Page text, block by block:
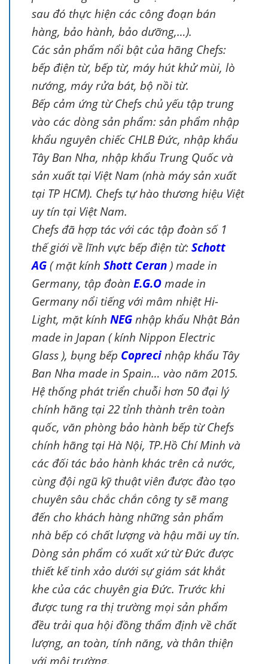
sau đó thực hiện các công đoạn bán
hàng, bảo hành, bảo dưỡng,…).
Các sản phẩm nổi bật của hãng Chefs:
bếp điện từ, bếp từ, máy hút khử mùi, lò
nướng, máy rửa bát, bộ nồi từ.
Bếp cảm ứng từ Chefs chủ yếu tập trung
vào các dòng sản phẩm: sản phẩm nhập
khẩu nguyên chiếc CHLB Đức, nhập khẩu
Tây Ban Nha, nhập khẩu Trung Quốc và
sản xuất tại Việt Nam (nhà máy sản xuất
tại TP HCM). Chefs tự hào thương hiệu Việt
uy tín tại Việt Nam.
Chefs đã hợp tác với các tập đoàn số 1
thế giới về lĩnh vực bếp điện từ: Schott
AG( mặt kính Shott Ceran ) made in
Germany, tập đoàn E.G.Omade in
Germany nổi tiếng với mâm nhiệt Hi-
Light, mặt kính NEGnhập khẩu Nhật Bản
made in Japan ( kính Nippon Electric
Glass ), bụng bếp Coprecinhập khẩu Tây
Ban Nha made in Spain… vào năm 2015.
Hệ thống phát triển chuỗi hơn 50 đại lý
chính hãng tại 22 tỉnh thành trên toàn
quốc, văn phòng bảo hành bếp từ Chefs
chính hãng tại Hà Nội, TP.Hồ Chí Minh và
các đối tác bảo hành khác trên cả nước,
cùng đội ngũ kỹ thuật viên được đào tạo
chuyên sâu chắc chắn công ty sẽ mang
đến cho khách hàng những sản phẩm
nhà bếp có chất lượng và hậu mãi uy tín.
Dòng sản phẩm có xuất xứ từ Đức được
thiết kế tinh xảo dưới sự giám sát khắt
khe của các chuyên gia Đức. Trước khi
được tung ra thị trường mọi sản phẩm
đều trải qua hội đồng thẩm định về chất
lượng, an toàn, tính năng, và thân thiện